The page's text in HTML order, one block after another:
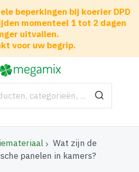
beperkingen bij koerier DPD
momenteel 1 tot 2 dagen
uitvallen.
voor uw begrip.
Wat zijn de
panelen in kamers?